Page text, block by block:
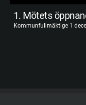
1. Mötets
Kommunfullmäktige 1